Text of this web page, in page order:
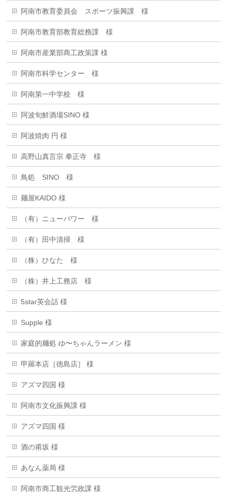
阿南市教育委員会 スポーツ振興課 様
阿南市教育部教育総務課 様
阿南市産業部商工政策課 様
阿南市科学センター 様
阿南第一中学校 様
阿波旬鮮酒場SINO 様
阿波焼肉 円 様
高野山真言宗 拳正寺 様
鳥処 SINO 様
麺屋KAIDO 様
（有）ニューパワー 様
（有）田中清掃 様
（株）ひなた 様
（株）井上工務店 様
5star英会話 様
Supple 様
家庭的麺処 ゆ〜ちゃんラーメン 様
甲羅本店［徳島店］ 様
アズマ四国 様
阿南市文化振興課 様
アズマ四国 様
酒の甫坂 様
あなん薬局 様
阿南市商工観光労政課 様